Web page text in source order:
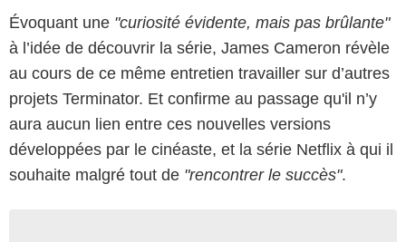
Évoquant une "curiosité évidente, mais pas brûlante"
à l’idée de découvrir la série, James Cameron révèle
au cours de ce même entretien travailler sur d’autres
projets Terminator. Et confirme au passage qu'il n’y
aura aucun lien entre ces nouvelles versions
développées par le cinéaste, et la série Netflix à qui il
souhaite malgré tout de "rencontrer le succès".